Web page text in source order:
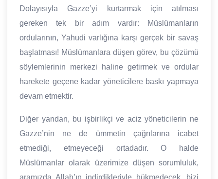
Dolayısıyla Gazze’yi kurtarmak için atılması
gereken tek bir adım vardır: Müslümanların
ordularının, Yahudi varlığına karşı gerçek bir savaş
başlatması! Müslümanlara düşen görev, bu çözümü
söylemlerinin merkezi haline getirmek ve ordular
harekete geçene kadar yöneticilere baskı yapmaya
devam etmektir.
Diğer yandan, bu işbirlikçi ve aciz yöneticilerin ne
Gazze’nin ne de ümmetin çağrılarına icabet
etmediği, etmeyeceği ortadadır. O halde
Müslümanlar olarak üzerimize düşen sorumluluk,